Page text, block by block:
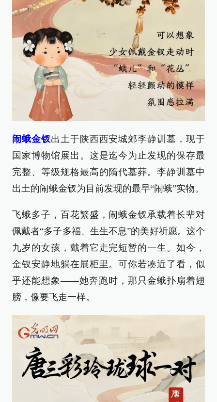
闹蛾金钗出土于陕西西安城郊李静训墓，现于
国家博物馆展出。这是迄今为止发现的保存最
完整、等级规格最高的隋代墓葬。李静训墓中
出土的闹蛾金钗为目前发现的最早“闹蛾”实物。
飞蛾多子，百花繁盛，闹蛾金钗承载着长辈对
佩戴者“多子多福、生生不息”的美好祈愿。这个
九岁的女孩，戴着它走完短暂的一生。如今，
金钗安静地躺在展柜里。可你若凑近了看，似
乎还能想象——她奔跑时，那只金蛾扑扇着翅
膀，像要飞走一样。